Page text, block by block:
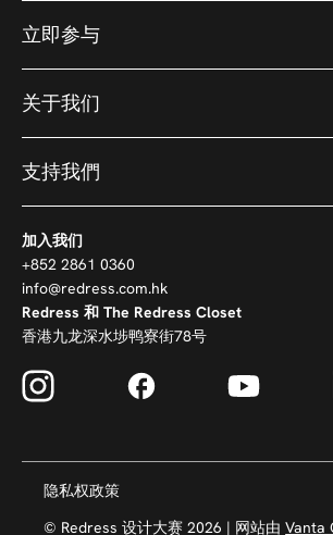
立即参与
关于我们
支持我們
加入我们
+852 2861 0360
info@redress.com.hk
Redress 和 The Redress Closet
香港九龙深水埗鸭寮街78号
隐私权政策
© Redress 设计大赛 2026 | 网站由Vanta